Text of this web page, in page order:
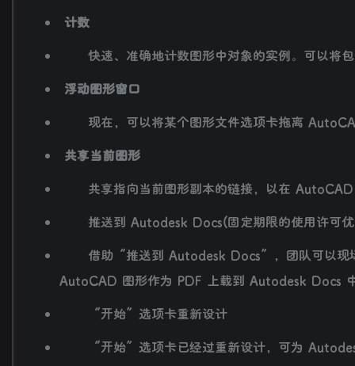
计数
快速、准确地计数图形中对象的实例。可以将包
浮动图形窗口
现在，可以将某个图形文件选项卡拖离
共享当前图形
共享指向当前图形副本的链接，以在 AutoCAD
推送到 Autodesk Docs(固定期限的使用许可
借助“推送到 Autodesk Docs”，团队可以现
AutoCAD 图形作为 PDF 上载到 Autodesk Docs
“开始”选项卡重新设计
“开始”选项卡已经过重新设计，可为